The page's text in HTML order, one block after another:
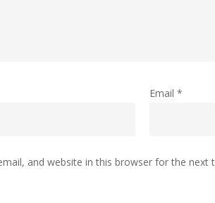
Email *
and website in this browser for the next